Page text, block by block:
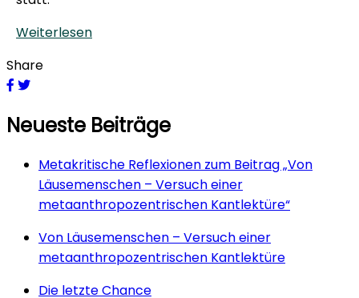
Weiterlesen
Share
Neueste Beiträge
Metakritische Reflexionen zum Beitrag „Von
Läusemenschen – Versuch einer
metaanthropozentrischen Kantlektüre“
Von Läusemenschen – Versuch einer
metaanthropozentrischen Kantlektüre
Die letzte Chance